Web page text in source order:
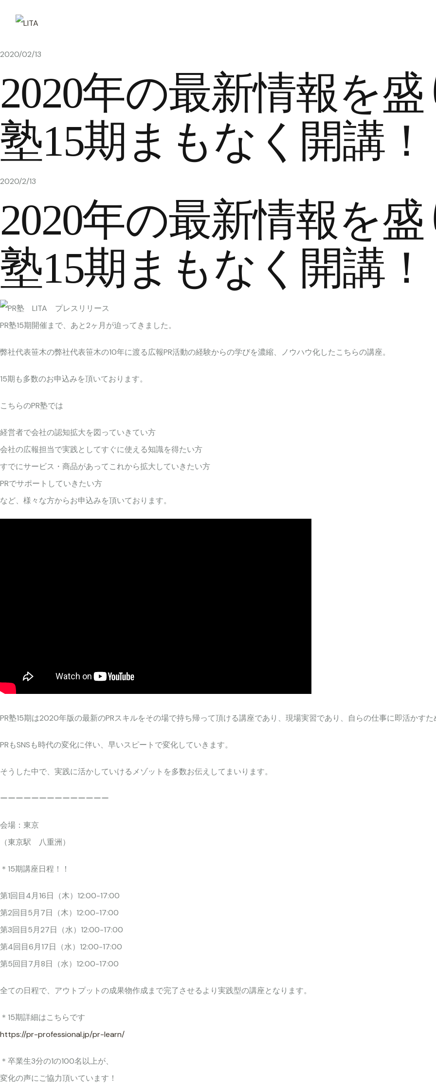
2020/02/13
2020年の最新情報を
塾15期まもなく開講！
2020/2/13
2020年の最新情報を
塾15期まもなく開講！
PR塾15期開催まで、あと2ヶ月が迫ってきました。
弊社代表笹木の弊社代表笹木の10年に渡る広報PR活動の経験からの学びを濃縮、ノウハウ化したこちらの講座。
15期も多数のお申込みを頂いております。
こちらのPR塾では
経営者で会社の認知拡大を図っていきてい方
会社の広報担当で実践としてすぐに使える知識を得たい方
すでにサービス・商品があってこれから拡大していきたい方
PRでサポートしていきたい方
など、様々な方からお申込みを頂いております。
PR塾15期は2020年版の最新のPRスキルをその場で持ち帰って頂ける講座であり、現場実習であり、自らの仕事に即活かすた
PRもSNSも時代の変化に伴い、早いスピートで変化していきます。
そうした中で、実践に活かしていけるメゾットを多数お伝えしてまいります。
ーーーーーーーーーーーーーー
会場：東京
（東京駅 八重洲）
＊15期講座日程！！
第1回目4月16日（木）12:00-17:00
第2回目5月7日（木）12:00-17:00
第3回目5月27日（水）12:00-17:00
第4回目6月17日（水）12:00-17:00
第5回目7月8日（水）12:00-17:00
全ての日程で、アウトプットの成果物作成まで完了させるより実践型の講座となります。
＊15期詳細はこちらです
https://pr-professional.jp/pr-learn/
＊卒業生3分の1の100名以上が、
変化の声にご協力頂いています！